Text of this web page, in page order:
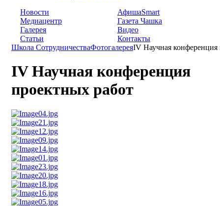
Новости
АфишаSmart
Медиацентр
Газета Чашка
Галерея
Видео
Статьи
Контакты
Школа СотрудничестваФотогалереяIV Научная конференция
IV Научная конференция
проектных работ